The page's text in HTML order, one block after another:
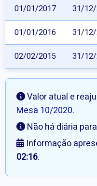
01/01/2017 31/
01/01/2016 31/
02/02/2015 31/
Valor atual e
Mesa 10/2020.
Não há diária
Informação
02:16.